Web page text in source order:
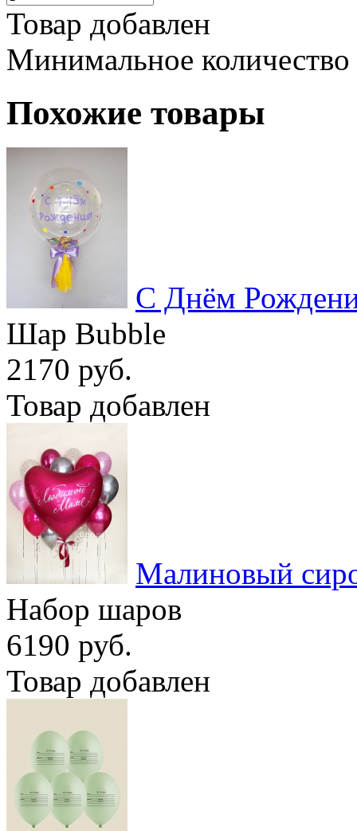
Товар добавлен
Минимальное
Похожие товары
С Днём
Шар Bubble
2170 руб.
Товар добавлен
Малиновый
Набор шаров
6190 руб.
Товар добавлен